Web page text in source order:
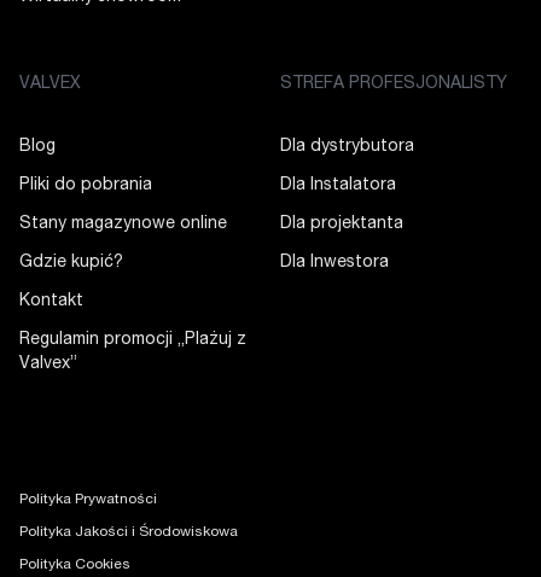
VALVEX
Blog
Pliki do pobrania
Stany magazynowe online
Gdzie kupić?
Kontakt
Regulamin promocji „Plażuj z
Valvex”
STREFA PROFESJONALISTY
Dla dystrybutora
Dla Instalatora
Dla projektanta
Dla Inwestora
Polityka Prywatności
Polityka Jakości i Środowiskowa
Polityka Cookies